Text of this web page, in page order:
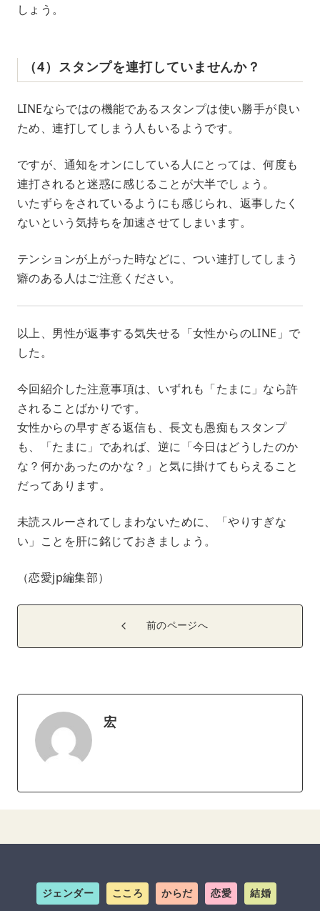
しょう。
（4）スタンプを連打していませんか？
LINEならではの機能であるスタンプは使い勝手が良い
ため、連打してしまう人もいるようです。
ですが、通知をオンにしている人にとっては、何度も
連打されると迷惑に感じることが大半でしょう。
いたずらをされているようにも感じられ、返事したく
ないという気持ちを加速させてしまいます。
テンションが上がった時などに、つい連打してしまう
癖のある人はご注意ください。
以上、男性が返事する気失せる「女性からのLINE」で
した。
今回紹介した注意事項は、いずれも「たまに」なら許
されることばかりです。
女性からの早すぎる返信も、長文も愚痴もスタンプ
も、「たまに」であれば、逆に「今日はどうしたのか
な？何かあったのかな？」と気に掛けてもらえること
だってあります。
未読スルーされてしまわないために、「やりすぎな
い」ことを肝に銘じておきましょう。
（恋愛jp編集部）
前のページへ
宏
ジェンダー こころ からだ 恋愛 結婚